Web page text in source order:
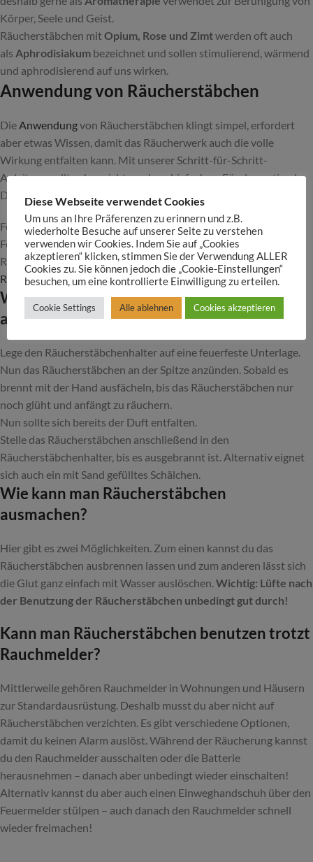
Körper, Seele und Geist.
Räucherstäbchen mitOpium, Rose und Zimtwerden oft auch
als Aphrodisiakum bezeichnet und sollen stimulierend, wärmend
und aphrodisierend auf uns wirken.
Anwendung von Räucherstäbchen
DieAnwendungvon Räucherstäbchen klingt simpel, erfordert
aber etwas Wissen, damit das Räucherwerk auch die volle
Wirkung entfalten kann. Mit unserer Schritt-für-Schritt-
Anleitung sollte aber nichts mehr schiefgehen. Für das optimale
Dufterlebnis benötigst du folgende Utensilien:
Feuerfeste Unterlage
Feuerzeug oder Streichhölzer
Räucherstäbchen
Räucherstäbchenhalter
Wie kann man ein Räucherstäbchen
anzünden?
Lege den Räucherstäbchenhalter auf eine feuerfeste Unterlage.
Nun das Räucherstäbchen an der Spitze anzünden. Sobald es
brennt mit der Hand ausfächeln, bis das Räucherstäbchen nur
noch glüht und anfängt zu räuchern.
Nun sollte sich bereits der Duft entfalten.
Stelle das Räucherstäbchen anschließend in den
Räucherstäbchenhalter, bis es ausgebrannt ist. Alternativ eignet
sich auch ein mit Sand gefülltes Schälchen.
Wie kann man Räucherstäbchen
ausmachen?
Hier gibt es zwei Möglichkeiten. Zum einen kannst du das
Räucherstäbchen ausbrennen lassen und zum anderen lässt sich
die Glut ganz einfach mit Wasser auslöschen.Wichtig: Lüfte nach
der Benutzung der Räucherstäbchen unbedingt gut durch!
Kann man Räucherstäbchen benutzen trotzt
Rauchmelder?
Mittlerweile gehören Rauchmelder in Wohnungen und Häusern
zur Standardausrüstung. Deshalb musst du aber nicht auf
Räucherstäbchen verzichten. Es gibt verschiedene Optionen,
damit du keinen Alarm auslöst. Während der Räucherung kannst
du den Rauchmelder ausschalten oder die Batterie
herausnehmen – danach aber unbedingt wieder einschalten!
Alternativ kannst du aber auch einen Einweghandschuh über den
Feuermelder stülpen – auch danach den Rauchmelder schnell
wieder freimachen!
Diese Webseite verwendet Cookies
Um uns an Ihre Präferenzen zu erinnern und z.B.
wiederholte Besuche auf unserer Seite zu verstehen
verwenden wir Cookies. Indem Sie auf „Cookies
akzeptieren“ klicken, stimmen Sie der Verwendung ALLER
Cookies zu. Sie können jedoch die „Cookie-Einstellungen“
besuchen, um eine kontrollierte Einwilligung zu erteilen.
Cookie Settings Alle ablehnen Cookies akzeptieren